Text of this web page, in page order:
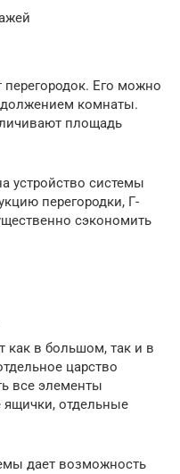
перегородок. Его можно
комнаты.
площадь
устройство системы
перегородки, Г-
сэкономить
как в большом, так и в
царство
все элементы
ящички, отдельные
дает возможность